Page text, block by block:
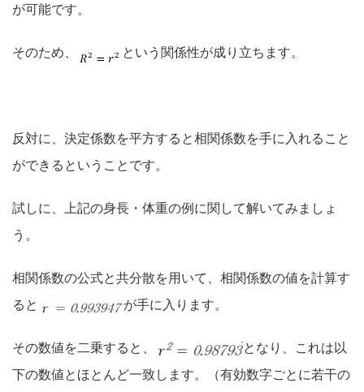
が可能です。
そのため、 という関係性が成り立ちます。
反対に、決定係数を平方すると相関係数を手に入れること
ができるということです。
試しに、上記の身長・体重の例に関して解いてみましょ
う。
相関係数の公式と共分散を用いて、相関係数の値を計算す
ると
が手に入ります。
その数値を二乗すると、
となり、これは以
下の数値とほとんど一致します。（有効数字ごとに若干の